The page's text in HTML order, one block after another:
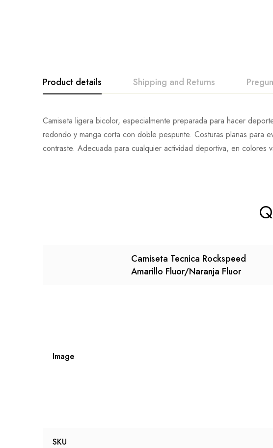
Product details Shipping and Returns
Camiseta ligera bicolor, especialmente preparada para hacer
redondo y manga corta con doble pespunte. Costuras planas
contraste. Adecuada para cualquier actividad deportiva, en colores
Camiseta Tecnica Rockspeed
Amarillo Fluor/Naranja Fluor
Image
SKU